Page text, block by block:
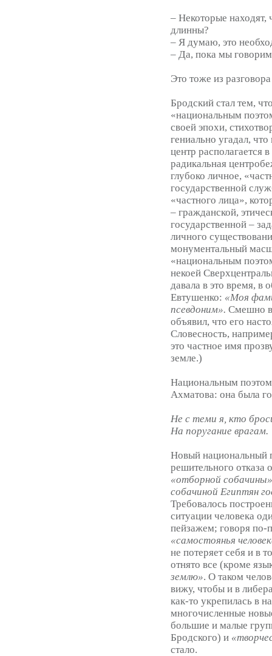
– Некоторые
длинны?
– Я думаю, это
– Да, пока мы
Это тоже из
Бродский стал тем,
«национальным
своей эпохи,
гениально угадал,
центр располагается
радикальная
глубоко личное,
государственной
«частного лица»,
– гражданской,
государственной –
личного
монументальный
«национальным
некоей
давала в это время, в
Евтушенко: «Моя
псевдоним». Смешно
объявил, что его
Словесность,
это частное имя
земле.)
Национальным
Ахматова: она была
Не с теми я, кто
На поругание врагам.
Новый национальный
решительного отказа
«отборной
собачиной Египтян
Требовалось
ситуации человека
пейзажем; говоря по-
«самостоянья
не потеряет себя и в
отнято все (кроме
землю». О таком
вижу, чтобы и в
как-то укрепилась в
многочисленные
большие и малые
Бродского) и
стало.